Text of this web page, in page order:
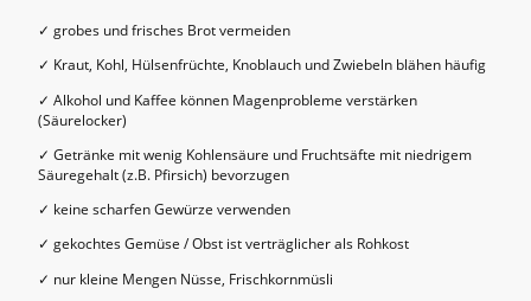
✓ grobes und frisches Brot vermeiden
✓ Kraut, Kohl, Hülsenfrüchte, Knoblauch und Zwiebeln blähen häufig
✓ Alkohol und Kaffee können Magenprobleme verstärken
(Säurelocker)
✓ Getränke mit wenig Kohlensäure und Fruchtsäfte mit niedrigem
Säuregehalt (z.B. Pfirsich) bevorzugen
✓ keine scharfen Gewürze verwenden
✓ gekochtes Gemüse / Obst ist verträglicher als Rohkost
✓ nur kleine Mengen Nüsse, Frischkornmüsli